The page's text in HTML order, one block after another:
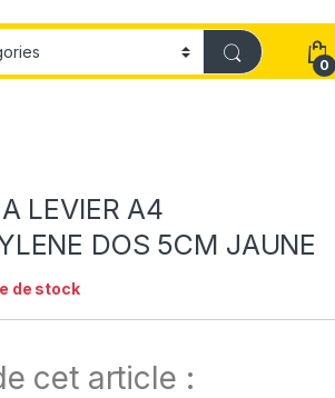
0
LEVIER A4
DOS 5CM JAUNE
de stock
cet article :